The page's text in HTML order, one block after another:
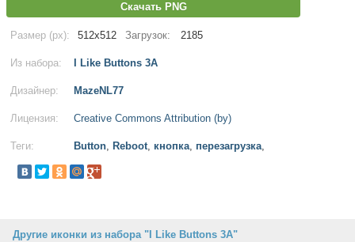
Скачать PNG
Размер (px): 512x512 Загрузок: 2185
Из набора: I Like Buttons 3A
Дизайнер: MazeNL77
Лицензия: Creative Commons Attribution (by)
Теги: Button, Reboot, кнопка, перезагрузка,
Другие иконки из набора "I Like Buttons 3A"